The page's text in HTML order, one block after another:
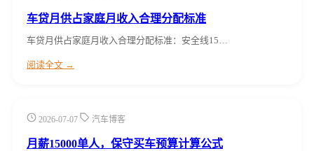
车贷月供占家庭月收入合理分配标准
车贷月供占家庭月收入合理分配标准：安全线15…
阅读全文 →
2026-07-07 汽车博客
月薪15000单人，保守买车预算计算公式